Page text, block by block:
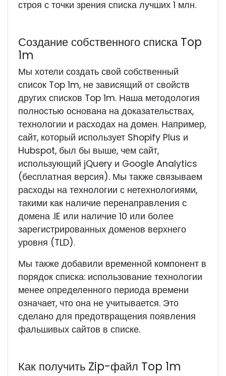
строя с точки зрения списка лучших 1 млн.
Создание собственного списка Top
1m
Мы хотели создать свой собственный
список Top 1m, не зависящий от свойств
других списков Top 1m. Наша методология
полностью основана на доказательствах,
технологии и расходах на домен. Например,
сайт, который использует Shopify Plus и
Hubspot, был бы выше, чем сайт,
использующий jQuery и Google Analytics
(бесплатная версия). Мы также связываем
расходы на технологии с нетехнологиями,
такими как наличие перенаправления с
домена .IE или наличие 10 или более
зарегистрированных доменов верхнего
уровня (TLD).
Мы также добавили временной компонент в
порядок списка: использование технологии
менее определенного периода времени
означает, что она не учитывается. Это
сделано для предотвращения появления
фальшивых сайтов в списке.
Как получить Zip-файл Top 1m